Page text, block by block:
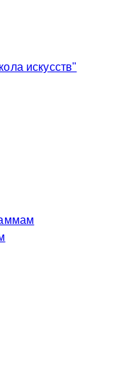
искусств"